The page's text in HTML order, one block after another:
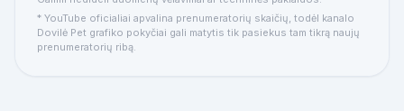
* YouTube oficialiai apvalina prenumeratorių skaičių, todėl kanalo
Dovilė Pet grafiko pokyčiai gali matytis tik pasiekus tam tikrą naujų
prenumeratorių ribą.